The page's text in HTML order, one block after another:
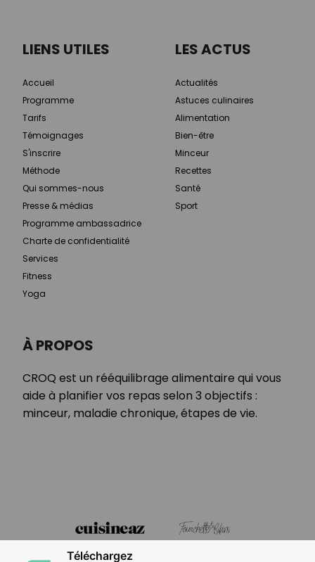
À PROPOS
CROQ est un rééquilibrage alimentaire qui vous
aide à planifier vos repas selon 3 objectifs :
minceur, maladie chronique, étapes de vie.
LIENS UTILES
Accueil
Programme
Tarifs
Témoignages
S'inscrire
Méthode
Qui sommes-nous
Presse & médias
Programme ambassadrice
Charte de confidentialité
Services
Fitness
Yoga
LES ACTUS
Actualités
Astuces culinaires
Alimentation
Bien-être
Minceur
Recettes
Santé
Sport
Téléchargez